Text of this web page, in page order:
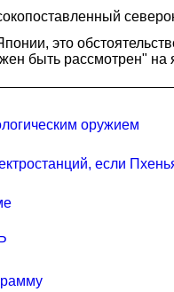
это
быть рассмотрен"
оружием
если